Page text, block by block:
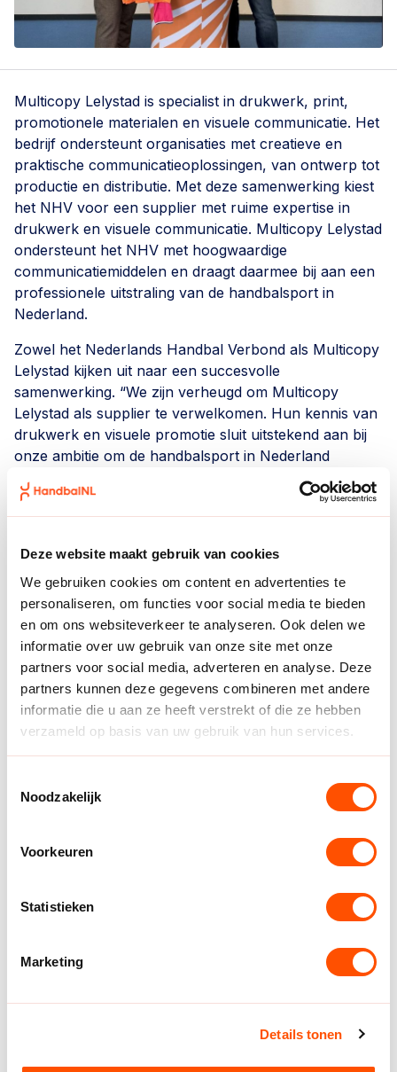
Deze website maakt gebruik van cookies
We gebruiken cookies om content en advertenties te
personaliseren, om functies voor social media te bieden
en om ons websiteverkeer te analyseren. Ook delen we
informatie over uw gebruik van onze site met onze
partners voor social media, adverteren en analyse. Deze
partners kunnen deze gegevens combineren met andere
informatie die u aan ze heeft verstrekt of die ze hebben
verzameld op basis van uw gebruik van hun services.
Noodzakelijk
Voorkeuren
Statistieken
Marketing
Details tonen
Multicopy Lelystad is specialist in drukwerk, print,
promotionele materialen en visuele communicatie. Het
bedrijf ondersteunt organisaties met creatieve en
praktische communicatieoplossingen, van ontwerp tot
productie en distributie. Met deze samenwerking kiest
het NHV voor een supplier met ruime expertise in
drukwerk en visuele communicatie. Multicopy Lelystad
ondersteunt het NHV met hoogwaardige
communicatiemiddelen en draagt daarmee bij aan een
professionele uitstraling van de handbalsport in
Nederland.
Zowel het Nederlands Handbal Verbond als Multicopy
Lelystad kijken uit naar een succesvolle
samenwerking. “We zijn verheugd om Multicopy
Lelystad als supplier te verwelkomen. Hun kennis van
drukwerk en visuele promotie sluit uitstekend aan bij
onze ambitie om de handbalsport in Nederland
zichtbaar, herkenbaar en professioneel te
presenteren.” aldus Tonnie van Rijn, Commercieel
Directeur van het Nederlands Handbal Verbond.
Vincent Speur van Multicopy Lelystad voegt hieraan
toe: “Handbal speelt een belangrijke rol binnen ons
gezin en daarom vinden wij het extra mooi om via
deze samenwerking ook als bedrijf een bijdrage te
kunnen leveren aan de sport. Met onze expertise
hopen wij het NHV te ondersteunen bij de verdere
professionalisering en zichtbaarheid van het handbal
in Nederland.”
Ontdek meer over Multicopy Lelystad